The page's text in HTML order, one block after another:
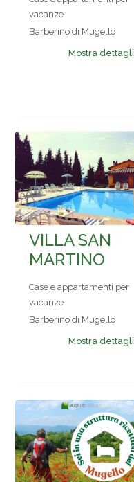
vacanze
Barberino di Mugello
Mostra dettagli
VILLA SAN
MARTINO
Case e appartamenti per
vacanze
Barberino di Mugello
Mostra dettagli